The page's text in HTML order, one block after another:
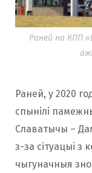
Раней на КПП
Раней, у 2020
спынілі
Славатычы –
з-за сітуацыі з
чыгуначныя